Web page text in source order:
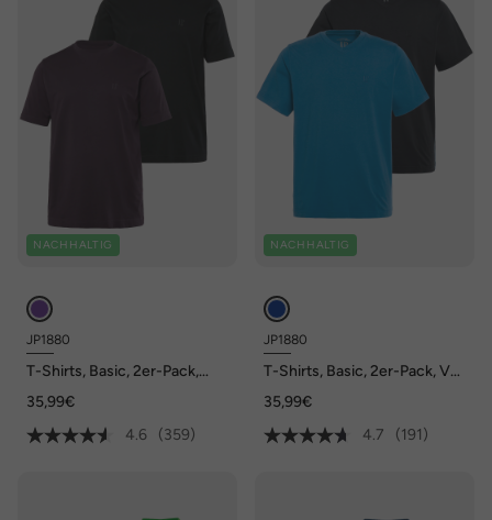
NACHHALTIG
JP1880
T-Shirts, Basic, 2er-Pack,
35,99€
4.6
(359)
NACHHALTIG
JP1880
T-Shirts, Basic, 2er-Pack, V-
35,99€
4.7
(191)